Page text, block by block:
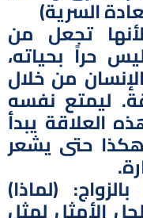
السرية)
تجعل من
حراً بحياته،
من خلال
ليمتع نفسه
العلاقة يبدأ
حتى يشعر
(لماذا)
الأمثل لمثل